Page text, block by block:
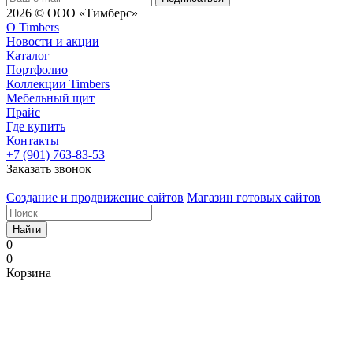
2026 © ООО «Тимберс»
О Timbers
Новости и акции
Каталог
Портфолио
Коллекции Timbers
Мебельный щит
Прайс
Где купить
Контакты
+7 (901) 763-83-53
Заказать звонок
Создание и продвижение сайтов Магазин готовых сайтов
Найти
0
0
Корзина